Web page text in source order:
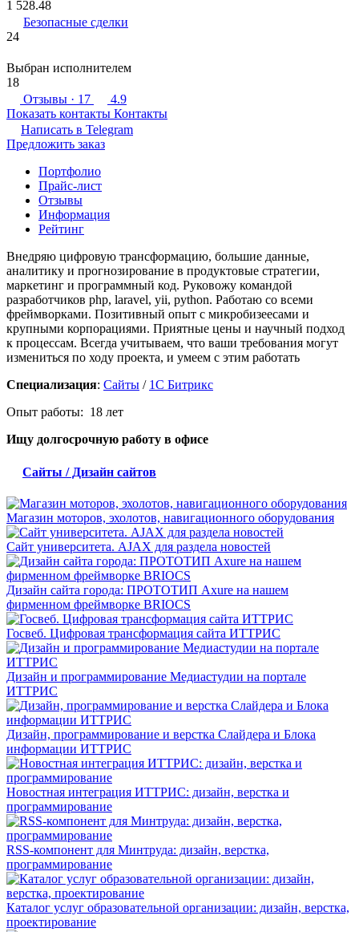
1 528.48
Безопасные сделки
24
Выбран исполнителем
18
Отзывы · 17
4.9
Показать контакты Контакты
Написать в Telegram
Предложить заказ
Портфолио
Прайс-лист
Отзывы
Информация
Рейтинг
Внедряю цифровую трансформацию, большие данные,
аналитику и прогнозирование в продуктовые стратегии,
маркетинг и программный код. Руковожу командой
разработчиков php, laravel, yii, python. Работаю со всеми
фреймворками. Позитивный опыт с микробизеесами и
крупными корпорациями. Приятные цены и научный подход
к процессам. Всегда учитываем, что ваши требования могут
измениться по ходу проекта, и умеем с этим работать
Специализация: Сайты / 1С Битрикс
Опыт работы: 18 лет
Ищу долгосрочную работу в офисе
Сайты / Дизайн сайтов
Магазин моторов, эхолотов, навигационного оборудования
Сайт университета. AJAX для раздела новостей
Дизайн сайта города: ПРОТОТИП Axure на нашем
фирменном фреймворке BRIOCS
Госвеб. Цифровая трансформация сайта ИТТРИС
Дизайн и программирование Медиастудии на портале
ИТТРИС
Дизайн, программирование и верстка Слайдера и Блока
информации ИТТРИС
Новостная интеграция ИТТРИС: дизайн, верстка и
программирование
RSS-компонент для Минтруда: дизайн, верстка,
программирование
Каталог услуг образовательной организации: дизайн, верстка,
проектирование